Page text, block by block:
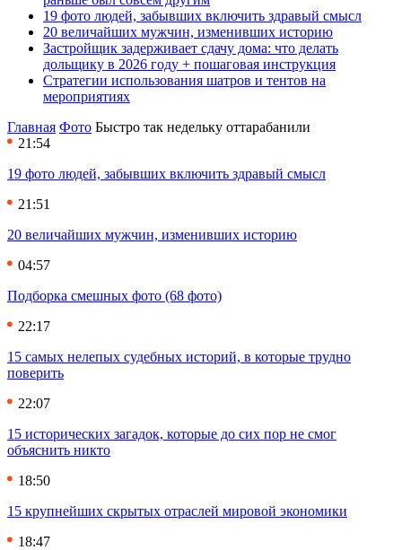
19 фото людей, забывших включить здравый смысл
20 величайших мужчин, изменивших историю
Застройщик задерживает сдачу дома: что делать
дольщику в 2026 году + пошаговая инструкция
Стратегии использования шатров и тентов на
мероприятиях
Главная Фото Быстро так недельку оттарабанили
21:54
19 фото людей, забывших включить здравый смысл
21:51
20 величайших мужчин, изменивших историю
04:57
Подборка смешных фото (68 фото)
22:17
15 самых нелепых судебных историй, в которые трудно
поверить
22:07
15 исторических загадок, которые до сих пор не смог
объяснить никто
18:50
15 крупнейших скрытых отраслей мировой экономики
18:47